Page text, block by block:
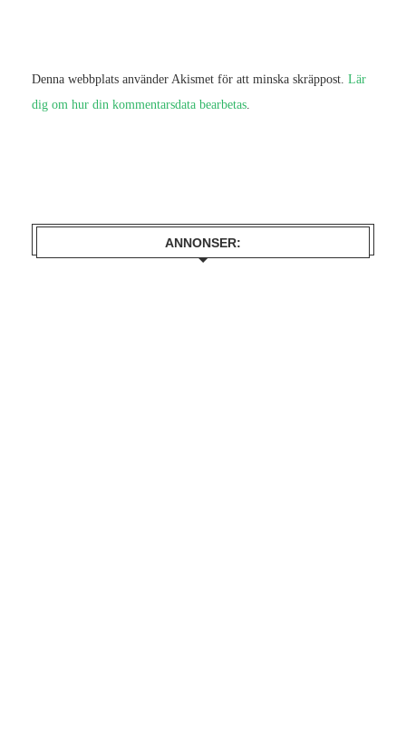
Denna webbplats använder Akismet för att minska skräppost. Lär
dig om hur din kommentarsdata bearbetas.
ANNONSER: